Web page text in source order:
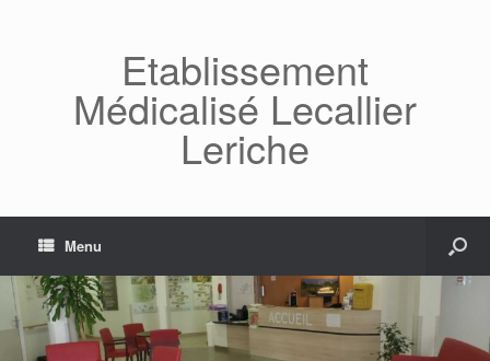
Etablissement
Médicalisé Lecallier
Leriche
Menu